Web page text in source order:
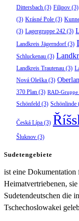
Dittersbach (3) Filipov (3)
(3) Krásné Pole (3)
(3) Lagergruppe 242 (3)
Landkreis Jägerndorf (3)
Schluckenau (3)
Landkreis Trautenau (3)
Nová Oleška (3)
370 Plan (3) RAD-Gruppe
Schönfeld (3) Schönlinde
Česká Lípa (3)
Šluknov (3)
Sudetengebiete
ist eine Dokumentation
Heimatvertriebenen,
Sudetendeutschen die
Tschechoslowakei